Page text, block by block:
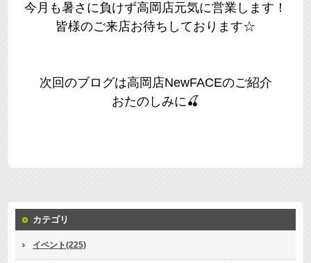
今月も暑さに負けず高岡店元気に営業します！
皆様のご来店お待ちしております☆
次回のブログは高岡店NewFACEのご紹介
おたのしみに🍒
カテゴリ
イベント(225)